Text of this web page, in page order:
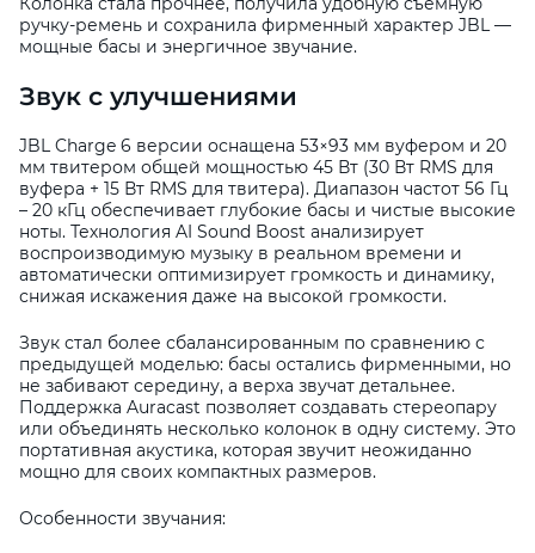
ручку-ремень и сохранила фирменный характер JBL —
мощные басы и энергичное звучание.
Звук с улучшениями
JBL Charge 6 версии оснащена 53×93 мм вуфером и 20
мм твитером общей мощностью 45 Вт (30 Вт RMS для
вуфера + 15 Вт RMS для твитера). Диапазон частот 56 Гц
– 20 кГц обеспечивает глубокие басы и чистые высокие
ноты. Технология AI Sound Boost анализирует
воспроизводимую музыку в реальном времени и
автоматически оптимизирует громкость и динамику,
снижая искажения даже на высокой громкости.
Звук стал более сбалансированным по сравнению с
предыдущей моделью: басы остались фирменными, но
не забивают середину, а верха звучат детальнее.
Поддержка Auracast позволяет создавать стереопару
или объединять несколько колонок в одну систему. Это
портативная акустика, которая звучит неожиданно
мощно для своих компактных размеров.
Особенности звучания: